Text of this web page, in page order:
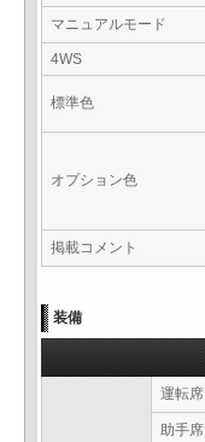
マニュアルモード
4WS
標準色
オプション色
掲載コメント
装備
運転席
助手席